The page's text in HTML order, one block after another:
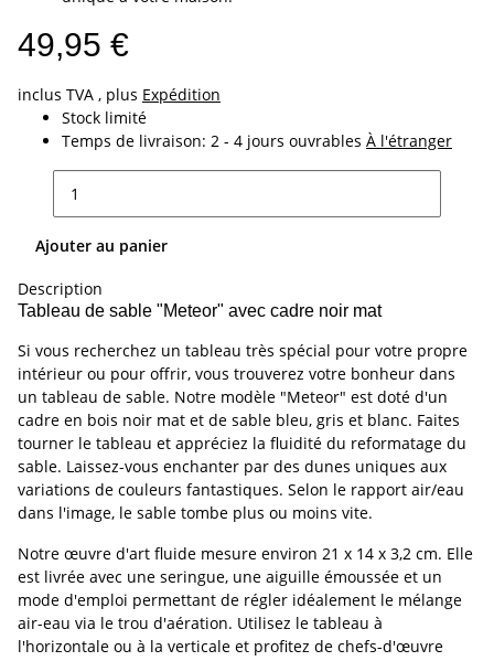
49,95 €
inclus TVA , plus Expédition
Stock limité
Temps de livraison: 2 - 4 jours ouvrables À l'étranger
Ajouter au panier
Description
Tableau de sable "Meteor" avec cadre noir mat
Si vous recherchez un tableau très spécial pour votre propre
intérieur ou pour offrir, vous trouverez votre bonheur dans
un tableau de sable. Notre modèle "Meteor" est doté d'un
cadre en bois noir mat et de sable bleu, gris et blanc. Faites
tourner le tableau et appréciez la fluidité du reformatage du
sable. Laissez-vous enchanter par des dunes uniques aux
variations de couleurs fantastiques. Selon le rapport air/eau
dans l'image, le sable tombe plus ou moins vite.
Notre œuvre d'art fluide mesure environ 21 x 14 x 3,2 cm. Elle
est livrée avec une seringue, une aiguille émoussée et un
mode d'emploi permettant de régler idéalement le mélange
air-eau via le trou d'aération. Utilisez le tableau à
l'horizontale ou à la verticale et profitez de chefs-d'œuvre